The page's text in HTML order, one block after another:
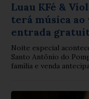
Luau KFé &
terá música
entrada
Noite especial
Santo Antônio do
família e venda